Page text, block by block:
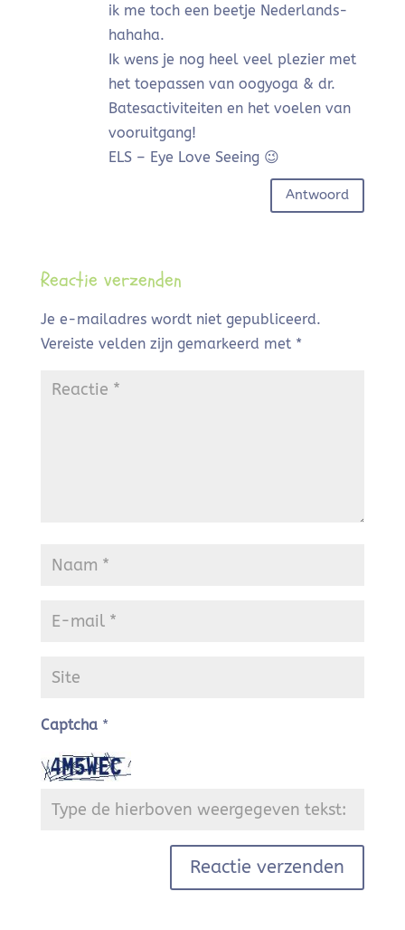
ik me toch een beetje Nederlands-
hahaha.
Ik wens je nog heel veel plezier met
het toepassen van oogyoga & dr.
Batesactiviteiten en het voelen van
vooruitgang!
ELS – Eye Love Seeing 😉
Antwoord
Reactie verzenden
Je e-mailadres wordt niet gepubliceerd.
Vereiste velden zijn gemarkeerd met *
Captcha *